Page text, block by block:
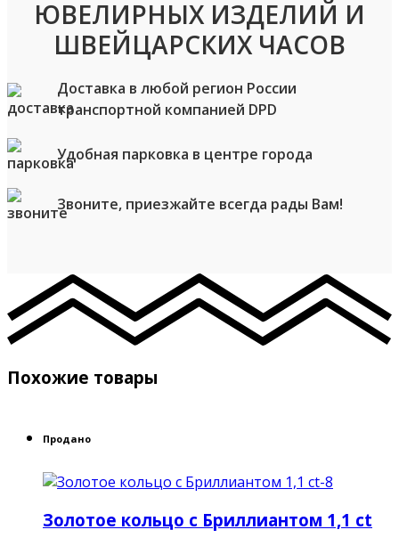
ЮВЕЛИРНЫХ ИЗДЕЛИЙ И
ШВЕЙЦАРСКИХ ЧАСОВ
Доставка в любой регион России
транспортной компанией DPD
Удобная парковка в центре города
Звоните, приезжайте всегда рады Вам!
Похожие товары
Продано
Золотое кольцо с Бриллиантом 1,1 ct